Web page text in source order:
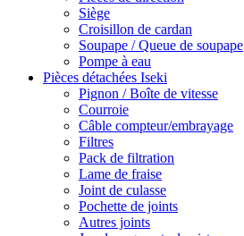
Siège
Croisillon de cardan
Soupape / Queue de soupape
Pompe à eau
Pièces détachées Iseki
Pignon / Boîte de vitesse
Courroie
Câble compteur/embrayage
Filtres
Pack de filtration
Lame de fraise
Joint de culasse
Pochette de joints
Autres joints